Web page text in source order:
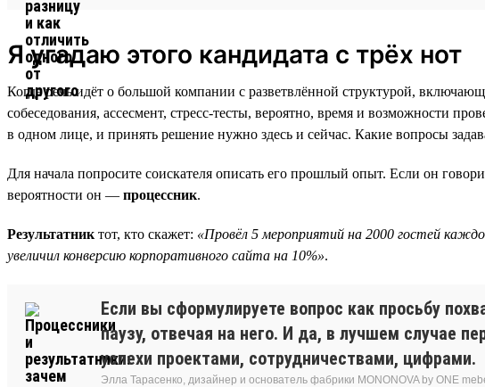
Я угадаю этого кандидата с трёх нот
Когда речь идёт о большой компании с разветвлённой структурой,
собеседования, ассесмент, стресс-тесты, вероятно, время и возможности
в одном лице, и принять решение нужно здесь и сейчас. Какие вопросы
Для начала попросите соискателя описать его прошлый опыт. Если он
вероятности он — процессник.
Результатник тот, кто скажет: «Провёл 5 мероприятий на 2000 гостей
увеличил конверсию корпоративного сайта на 10%».
Если вы сформулируете вопрос как просьбу
паузу, отвечая на него. И да, в лучшем случае
успехи проектами, сотрудничествами, цифрами.
Элла Тарасенко, дизайнер и основатель фабрики MONONOVA by ONE